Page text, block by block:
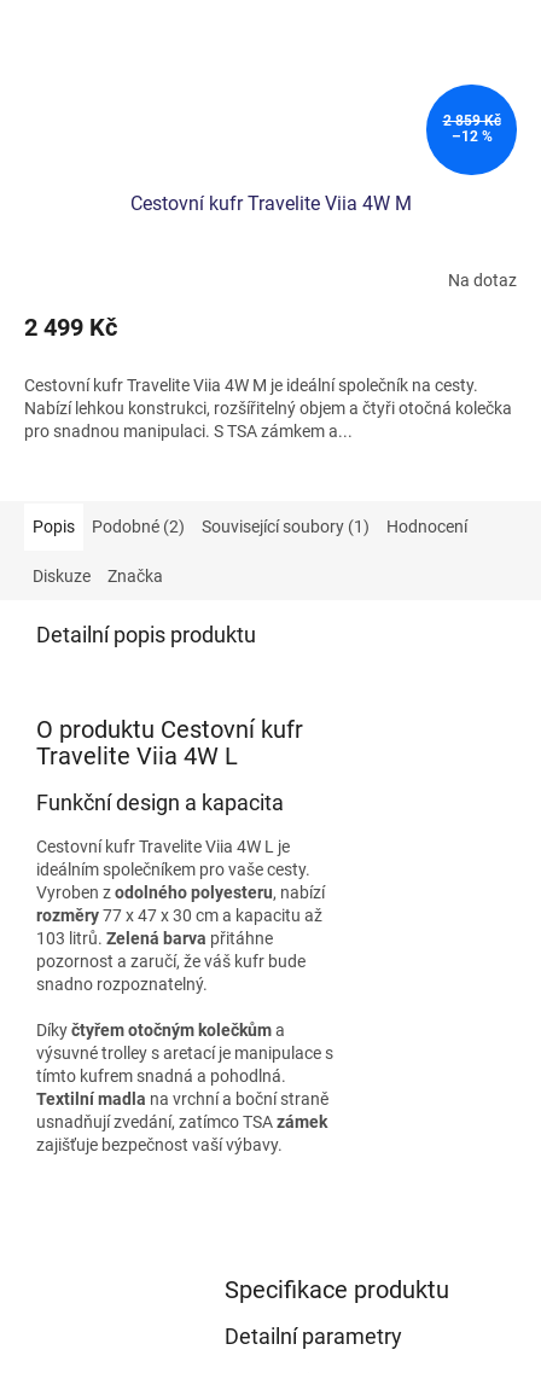
2 859 Kč
–12 %
Cestovní kufr Travelite Viia 4W M
Na dotaz
2 499 Kč
Cestovní kufr Travelite Viia 4W M je ideální společník na cesty.
Nabízí lehkou konstrukci, rozšířitelný objem a čtyři otočná kolečka
pro snadnou manipulaci. S TSA zámkem a...
Popis Podobné (2) Související soubory (1) Hodnocení
Diskuze Značka
Detailní popis produktu
O produktu Cestovní kufr
Travelite Viia 4W L
Funkční design a kapacita
Cestovní kufr Travelite Viia 4W L je
ideálním společníkem pro vaše cesty.
Vyroben zodolného polyesteru, nabízí
rozměry77 x 47 x 30 cm a kapacitu až
103 litrů. Zelená barva přitáhne
pozornost a zaručí, že váš kufr bude
snadno rozpoznatelný.
Díkyčtyřem otočným kolečkůma
výsuvné trolley s aretací je manipulace s
tímto kufrem snadná a pohodlná.
Textilní madla na vrchní a boční straně
usnadňují zvedání, zatímco TSAzámek
zajišťuje bezpečnost vaší výbavy.
Specifikace produktu
Detailní parametry